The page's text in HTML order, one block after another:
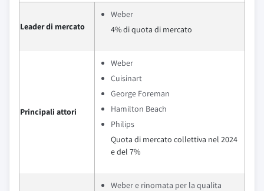
Leader di mercato
Weber
4% di quota di mercato
Principali attori
Weber
Cuisinart
George Foreman
Hamilton Beach
Philips
Quota di mercato collettiva nel 2024
e del 7%
Weber e rinomata per la qualita